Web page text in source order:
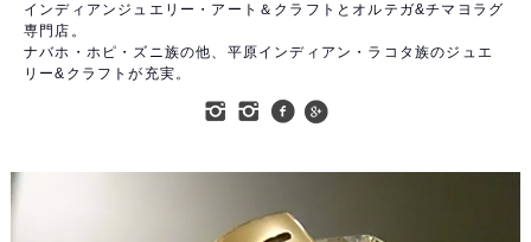
インディアンジュエリー・アート＆クラフトとオルテガ&チマヨラグ
専門店。
ナバホ・ホピ・ズニ族の他、平原インディアン・ラコタ族のジュエ
リー&クラフトが充実。